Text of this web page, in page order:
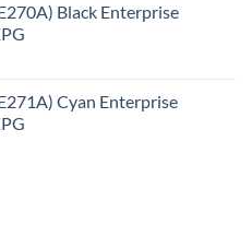
Black Enterprise
Cyan Enterprise